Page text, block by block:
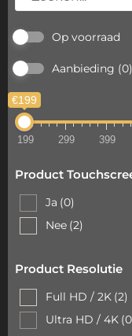
Op voorraad
Aanbieding (0)
€199
199 299 399
Product
Ja (0)
Nee (2)
Product Resolutie
Full HD / 2K (2)
Ultra HD / 4K